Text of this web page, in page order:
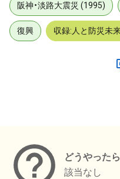
阪神・淡路大震災 (1995)
復興 収録:人と防災未
どうやった
該当なし